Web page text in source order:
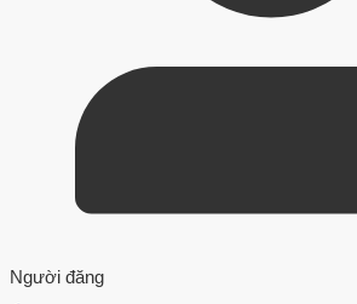
Người đăng